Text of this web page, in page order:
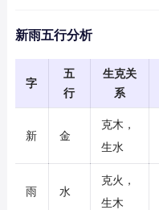
新雨五行分析
字
五
行
生克关
系
新 金
克木，
生水
雨 水
克火，
生木